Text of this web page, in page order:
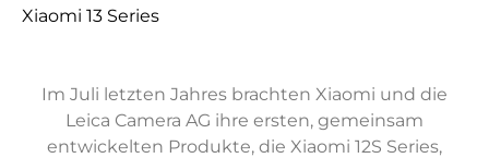
Im Juli letzten Jahres brachten Xiaomi und die
Leica Camera AG ihre ersten, gemeinsam
entwickelten Produkte, die Xiaomi 12S Series,